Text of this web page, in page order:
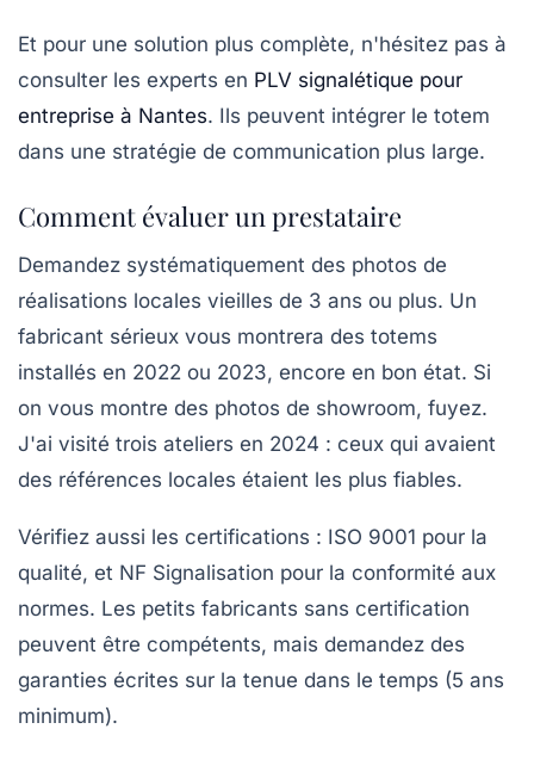
Et pour une solution plus complète, n'hésitez pas à
consulter les experts en PLV signalétique pour
entreprise à Nantes. Ils peuvent intégrer le totem
dans une stratégie de communication plus large.
Comment évaluer un prestataire
Demandez systématiquement des photos de
réalisations locales vieilles de 3 ans ou plus. Un
fabricant sérieux vous montrera des totems
installés en 2022 ou 2023, encore en bon état. Si
on vous montre des photos de showroom, fuyez.
J'ai visité trois ateliers en 2024 : ceux qui avaient
des références locales étaient les plus fiables.
Vérifiez aussi les certifications : ISO 9001 pour la
qualité, et NF Signalisation pour la conformité aux
normes. Les petits fabricants sans certification
peuvent être compétents, mais demandez des
garanties écrites sur la tenue dans le temps (5 ans
minimum).